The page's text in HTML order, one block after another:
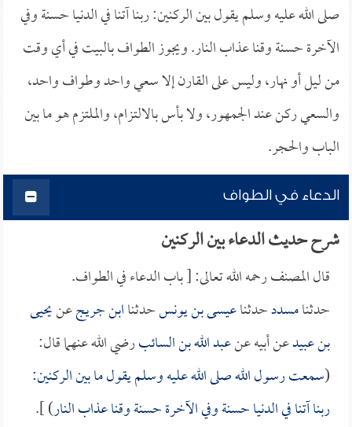
صلى الله عليه وسلم يقول بين الركنين: ربنا آتنا في الدنيا حسنة وفي
الآخرة حسنة وقنا عذاب النار. ويجوز الطواف بالبيت في أي وقت
من ليل أو نهار، وليس على القارن إلا سعي واحد وطواف واحد،
والسعي ركن عند الجمهور، ولا بأس بالالتزام، والملتزم هو ما بين
الباب والحجر.
الدعاء في الطواف
شرح حديث الدعاء بين الركنين
قال المصنف رحمه الله تعالى: [ باب الدعاء في الطواف.
حدثنامسددحدثناعيسى بن يونسحدثناابن جريجعنيحيى
بن عبيدعن أبيه عنعبد الله بن السائبرضي الله عنهما قال:
(سمعت رسول الله صلى الله عليه وسلم يقول ما بين الركنين:
ربنا آتنا في الدنيا حسنة وفي الآخرة حسنة وقنا عذاب النار) ].